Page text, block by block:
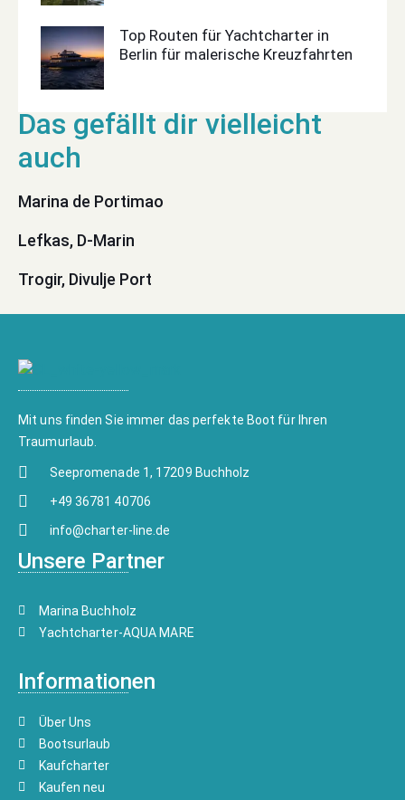
Top Routen für Yachtcharter in
Berlin für malerische Kreuzfahrten
Marina de Portimao
Lefkas, D-Marin
Trogir, Divulje Port
Mit uns finden Sie immer das perfekte Boot für Ihren
Traumurlaub.
Seepromenade 1, 17209 Buchholz
+49 36781 40706
info@charter-line.de
Unsere Partner
Marina Buchholz
Yachtcharter-AQUA MARE
Informationen
Über Uns
Bootsurlaub
Kaufcharter
Kaufen neu